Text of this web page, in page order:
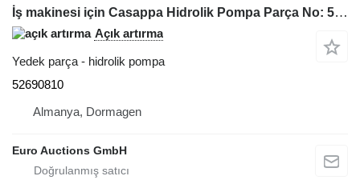
İş makinesi için Casappa Hidrolik Pompa Parça No: 52690810 - MT735-935-1135
Açık artırma
Yedek parça - hidrolik pompa
52690810
Almanya, Dormagen
Euro Auctions GmbH